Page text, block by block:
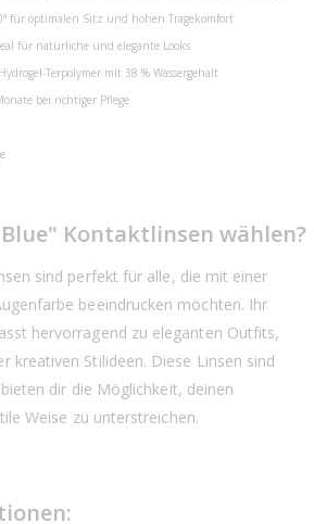
für optimalen Sitz und hohen Tragekomfort
für natürliche und elegante Looks
Terpolymer mit 38 % Wassergehalt
bei richtiger Pflege
Kontaktlinsen wählen?
sind perfekt für alle, die mit einer
beeindrucken möchten. Ihr
hervorragend zu eleganten Outfits,
kreativen Stilideen. Diese Linsen sind
dir die Möglichkeit, deinen
Weise zu unterstreichen.